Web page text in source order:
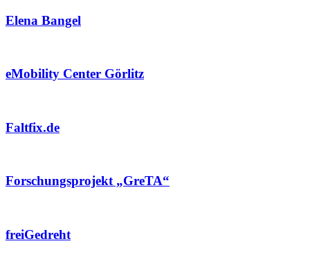
Elena Bangel
eMobility Center Görlitz
Faltfix.de
Forschungsprojekt „GreTA“
freiGedreht